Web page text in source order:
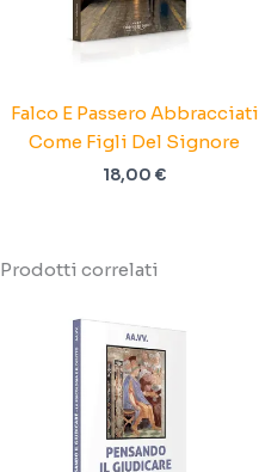
Falco E Passero Abbracciati
Come Figli Del Signore
18,00 €
Prodotti correlati